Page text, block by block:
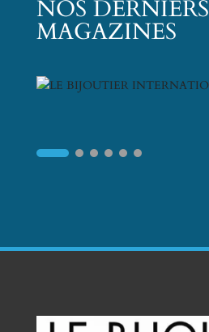
NOS DERNIERS
MAGAZINES